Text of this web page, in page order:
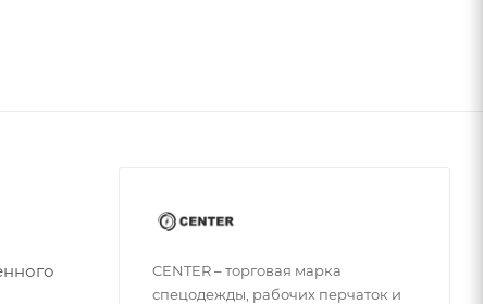
CENTER – торговая марка
спецодежды, рабочих перчаток и